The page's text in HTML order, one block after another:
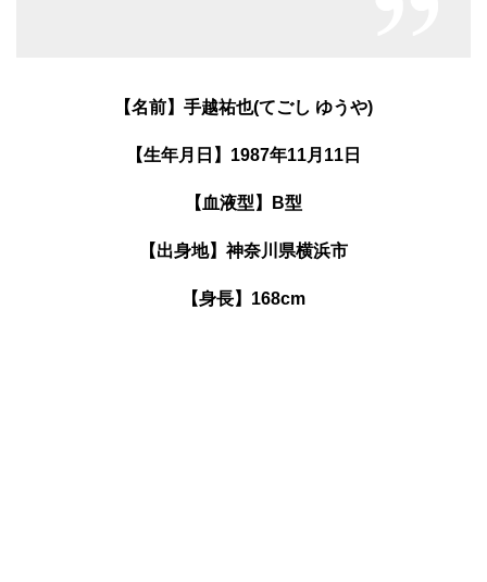
【名前】手越祐也(てごし ゆうや)
【生年月日】1987年11月11日
【血液型】B型
【出身地】神奈川県横浜市
【身長】168cm